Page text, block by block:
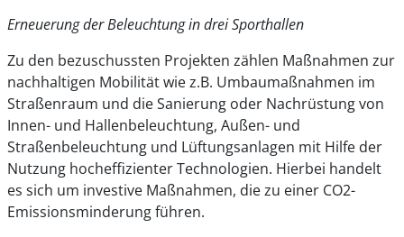
Erneuerung der Beleuchtung in drei Sporthallen
Zu den bezuschussten Projekten zählen Maßnahmen zur
nachhaltigen Mobilität wie z.B. Umbaumaßnahmen im
Straßenraum und die Sanierung oder Nachrüstung von
Innen- und Hallenbeleuchtung, Außen- und
Straßenbeleuchtung und Lüftungsanlagen mit Hilfe der
Nutzung hocheffizienter Technologien. Hierbei handelt
es sich um investive Maßnahmen, die zu einer CO2-
Emissionsminderung führen.